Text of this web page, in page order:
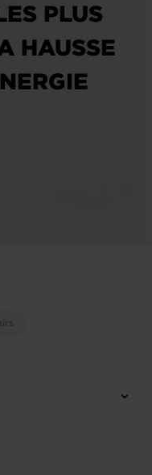
PLUS
HAUSSE